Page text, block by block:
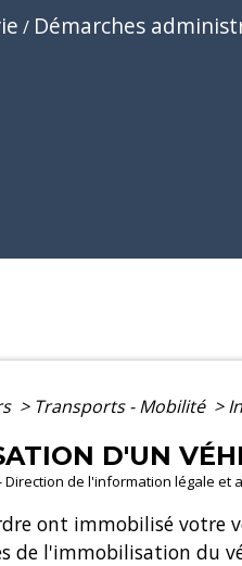
/ Démarches
> Transports - Mobilité >
D'UN
Direction de l'information légale et
ont immobilisé votre
de l'immobilisation du